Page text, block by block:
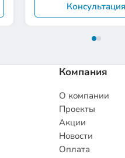
Консультация
Компания
О компании
Проекты
Акции
Новости
Оплата